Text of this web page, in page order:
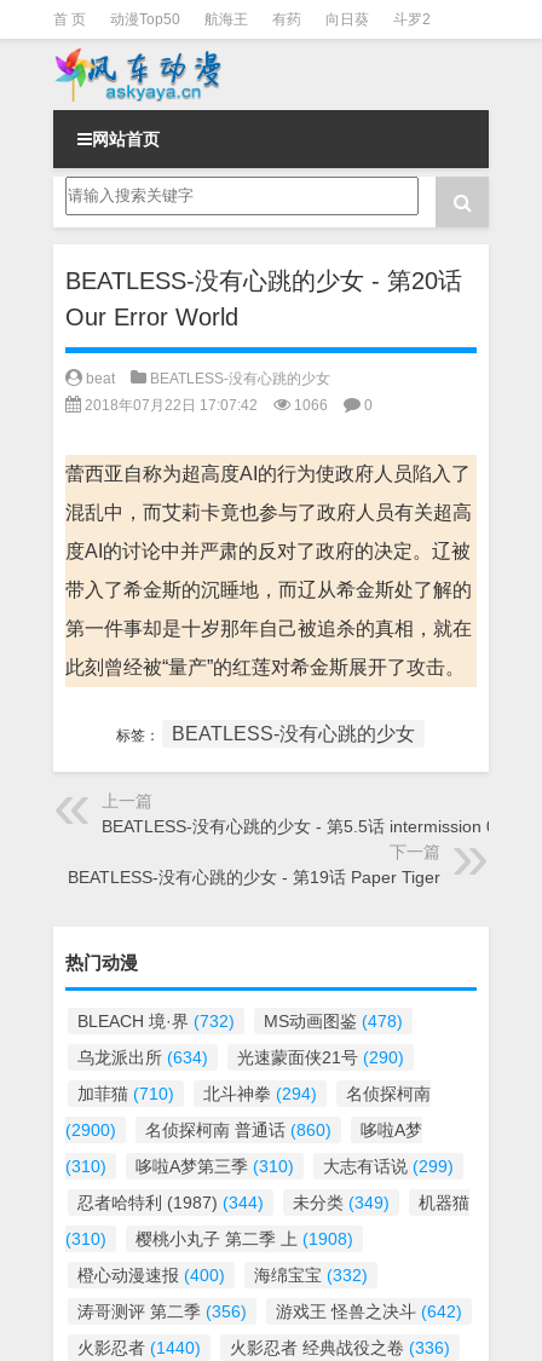
首 页 动漫Top50 航海王 有药 向日葵 斗罗2
斗罗3 火影 一拳超人
网站首页
BEATLESS-没有心跳的少女 - 第20话
Our Error World
beat
BEATLESS-没有心跳的少女
2018年07月22日 17:07:42
1066 0
蕾西亚自称为超高度AI的行为使政府人员陷入了
混乱中，而艾莉卡竟也参与了政府人员有关超高
度AI的讨论中并严肃的反对了政府的决定。辽被
带入了希金斯的沉睡地，而辽从希金斯处了解的
第一件事却是十岁那年自己被追杀的真相，就在
此刻曾经被“量产”的红莲对希金斯展开了攻击。
标签： BEATLESS-没有心跳的少女
上一篇
BEATLESS-没有心跳的少女 - 第5.5话 intermission 01
下一篇
BEATLESS-没有心跳的少女 - 第19话 Paper Tiger
热门动漫
BLEACH 境·界 (732) MS动画图鉴 (478)
乌龙派出所 (634) 光速蒙面侠21号 (290)
加菲猫 (710) 北斗神拳 (294)
名侦探柯南
(2900)
名侦探柯南 普通话 (860)
哆啦A梦
(310)
哆啦A梦第三季 (310) 大志有话说 (299)
忍者哈特利 (1987) (344) 未分类 (349)
机器猫
(310)
樱桃小丸子 第二季 上 (1908)
橙心动漫速报 (400) 海绵宝宝 (332)
涛哥测评 第二季 (356) 游戏王 怪兽之决斗 (642)
火影忍者 (1440) 火影忍者 经典战役之卷 (336)